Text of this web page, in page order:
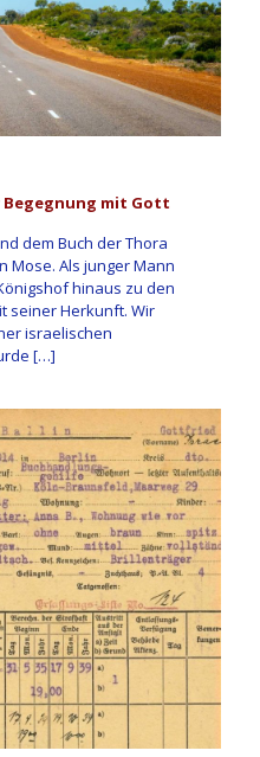
mit Gott
dem Buch der Thora
Mose. Als junger Mann
hinaus zu den
seiner Herkunft. Wir
israelischen
[…]